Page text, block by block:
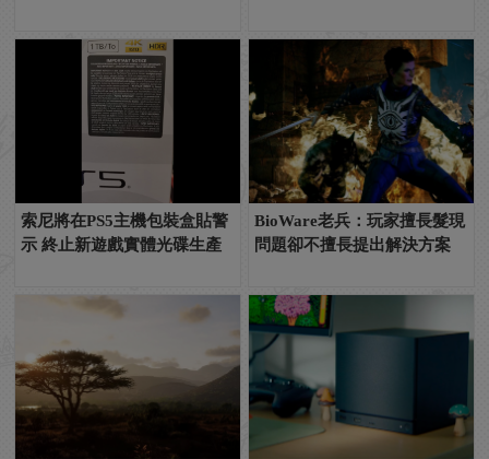
索尼將在PS5主機包裝盒貼警
示 終止新遊戲實體光碟生產
BioWare老兵：玩家擅長髮現
問題卻不擅長提出解決方案